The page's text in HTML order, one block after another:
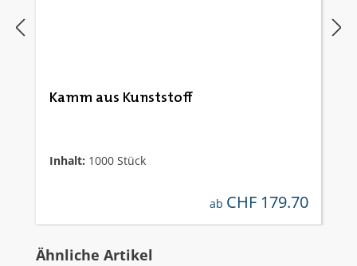
Kamm aus Kunststoff
Inhalt: 1000 Stück
regulärer preis:
ab CHF 179.70
Produktgalerie überspringen
Ähnliche Artikel